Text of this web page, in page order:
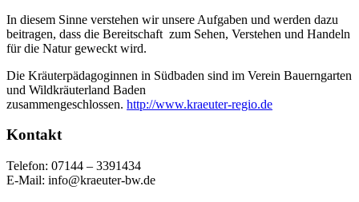
In diesem Sinne verstehen wir unsere Aufgaben und werden dazu
beitragen, dass die Bereitschaft zum Sehen, Verstehen und Handeln
für die Natur geweckt wird.
Die Kräuterpädagoginnen in Südbaden sind im Verein Bauerngarten
und Wildkräuterland Baden
zusammengeschlossen. http://www.kraeuter-regio.de
Kontakt
Telefon: 07144 – 3391434
E-Mail: info@kraeuter-bw.de